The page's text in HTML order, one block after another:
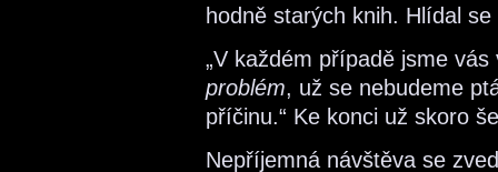
hodně starých knih. Hlídal
„V každém případě jsme
problém, už se nebudeme
příčinu.“ Ke konci už skoro
Nepříjemná návštěva se